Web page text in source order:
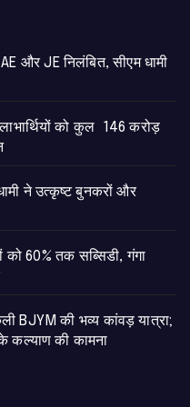
और JE निलंबित, सीएम धामी
को कुल 146 करोड़
ने उत्कृष्ट बुनकरों और
60% तक सब्सिडी, गंगा
BJYM की भव्य कांवड़ यात्रा;
कल्याण की कामना